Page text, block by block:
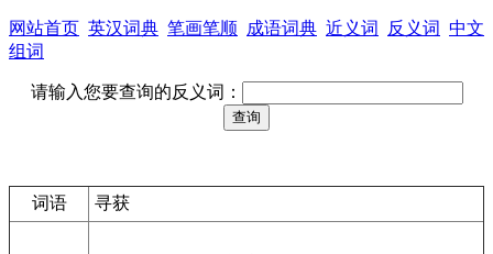
网站首页 英汉词典 笔画笔顺 成语词典 近义词 反义词 中文
组词
请输入您要查询的反义词：
词语 寻获